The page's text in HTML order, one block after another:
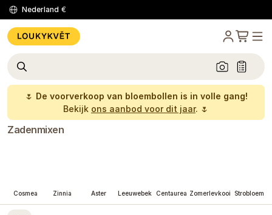
Nederland €
🌷 De voorverkoop van bloembollen is in volle gang!
Bekijk ons aanbod voor dit jaar. 🌷
Zadenmixen
Cosmea Zinnia Aster Leeuwebek Centaurea Zomerlevkooi Strobloem